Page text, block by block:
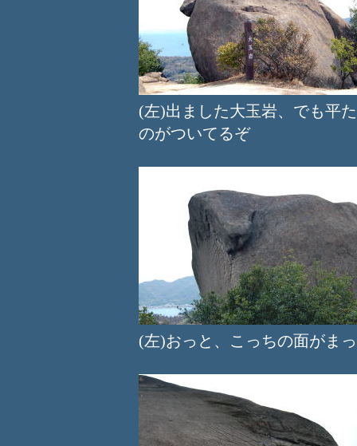
(左)出ました大玉岩、で
のがついてるぞ
(左)おっと、こっちの面